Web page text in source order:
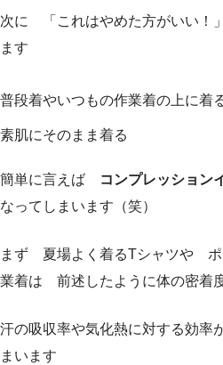
次に 「これはやめた方がいい！
ます
普段着やいつもの作業着の上に着
素肌にそのまま着る
簡単に言えば コンプレッション
なってしまいます（笑）
まず 夏場よく着るTシャツや
業着は 前述したように体の密着
汗の吸収率や気化熱に対する効
まいます